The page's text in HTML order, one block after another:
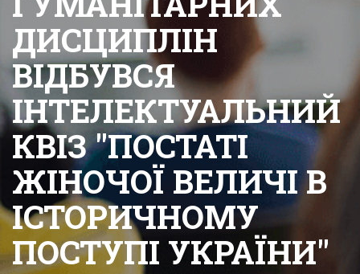
ДИСЦИПЛІН
ВІДБУВСЯ
ІНТЕЛЕКТУАЛЬНИЙ
КВІЗ "ПОСТАТІ
ЖІНОЧОЇ ВЕЛИЧІ В
ІСТОРИЧНОМУ
ПОСТУПІ УКРАЇНИ"